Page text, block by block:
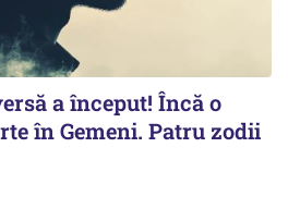
a început! Încă o
în Gemeni. Patru zodii